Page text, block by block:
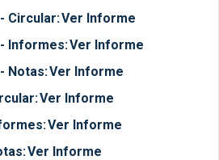
Circular:Ver Informe
Informes:Ver Informe
Notas:Ver Informe
Ver Informe
Ver Informe
Ver Informe